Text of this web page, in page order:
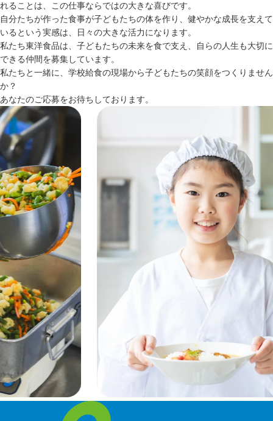
れることは、この仕事ならではの大きな喜びです。
自分たちが作った食事が子どもたちの体を作り、健やかな成長を支えて
いるという実感は、日々の大きな活力になります。
私たち東洋食品は、子どもたちの未来を食で支え、自らの人生も大切に
できる仲間を募集しています。
私たちと一緒に、学校給食の現場から子どもたちの笑顔をつくりません
か？
あなたのご応募をお待ちしております。